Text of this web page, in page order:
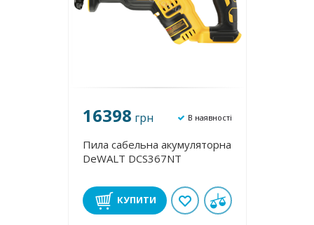
16398 грн В наявності
Пила сабельна акумуляторна
DeWALT DCS367NT
КУПИТИ